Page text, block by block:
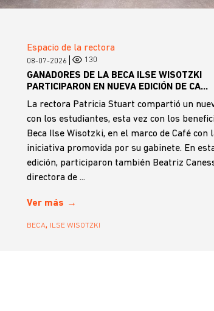
Espacio de la rectora
08-07-2026 130
GANADORES DE LA BECA ILSE WISOTZKI
PARTICIPARON EN NUEVA EDICIÓN DE CA...
La rectora Patricia Stuart compartió un
con los estudiantes, esta vez con los
Beca Ilse Wisotzki, en el marco de Café con
iniciativa promovida por su gabinete. En
edición, participaron también Beatriz
directora de ...
Ver más
BECA, ILSE WISOTZKI